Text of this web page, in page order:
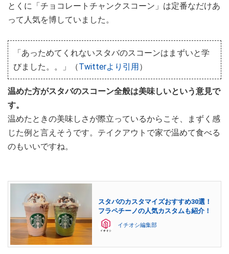
とくに「チョコレートチャンクスコーン」は定番なだけあ
って人気を博していました。
「あっためてくれないスタバのスコーンはまずいと学
びました。。」（Twitterより引用）
温めた方がスタバのスコーン全般は美味しいという意見で
す。
温めたときの美味しさが際立っているからこそ、まずく感
じた例と言えそうです。テイクアウトで家で温めて食べる
のもいいですね。
スタバのカスタマイズおすすめ30選！
フラペチーノの人気カスタムも紹介！
イチオシ編集部